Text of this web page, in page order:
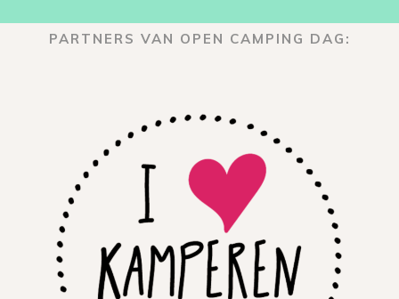
PARTNERS VAN OPEN CAMPING DAG: